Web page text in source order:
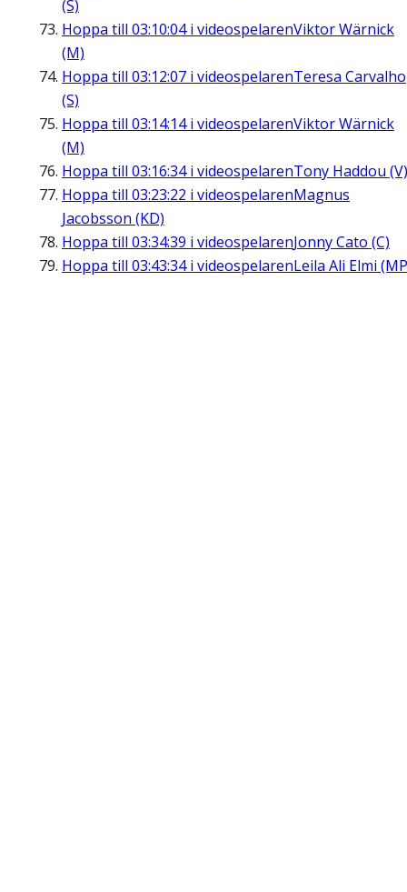
(S)
Hoppa till 03:10:04i videospelarenViktor Wärnick
(M)
Hoppa till 03:12:07 i videospelarenTeresa Carvalho
(S)
Hoppa till 03:14:14i videospelarenViktor Wärnick
(M)
Hoppa till 03:16:34i videospelarenTony Haddou (V)
Hoppa till 03:23:22 i videospelarenMagnus
Jacobsson (KD)
Hoppa till 03:34:39 i videospelarenJonny Cato (C)
Hoppa till 03:43:34i videospelarenLeila Ali Elmi